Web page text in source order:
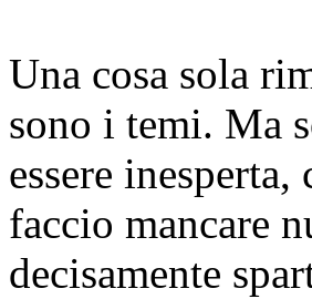
Una cosa sola
sono i temi. Ma
essere
faccio mancare
decisamente